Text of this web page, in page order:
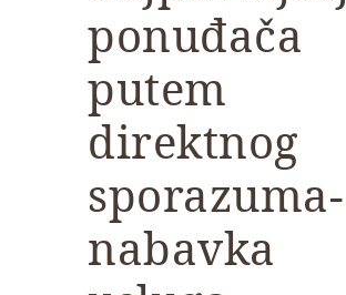
ponuđača
putem
direktnog
sporazuma-
nabavka